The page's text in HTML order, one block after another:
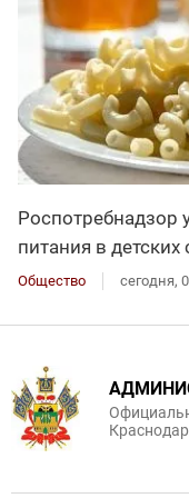
Роспотребнадзор
питания в детских
Общество сегодня,